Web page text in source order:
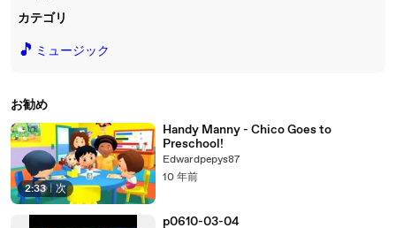
カテゴリ
🎵 ミュージック
お勧め
2:33 | 次
Handy Manny - Chico Goes to
Preschool!
Edwardpepys87
10 年前
p0610-03-04